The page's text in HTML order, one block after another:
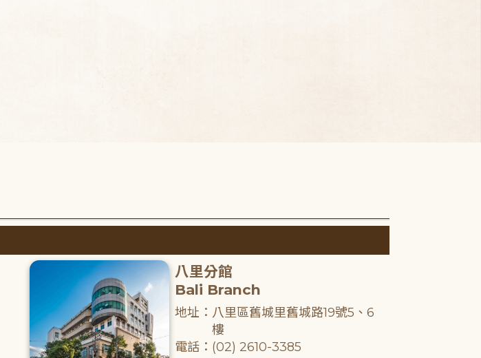
八里分館
Bali Branch
地址：八里區舊城里舊城路19號5、6
樓
電話：(02) 2610-3385